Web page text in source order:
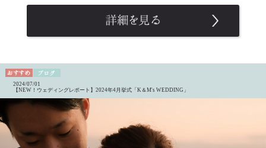
2024/07/01
【NEW！ウェディングレポート】2024年4月挙式「K＆M's WEDDING」